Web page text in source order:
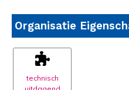
Organisatie
technisch